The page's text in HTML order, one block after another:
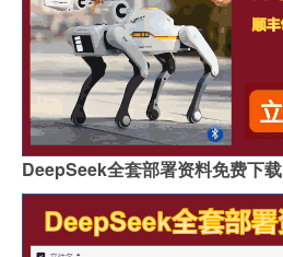
DeepSeek全套部署资料免费下载